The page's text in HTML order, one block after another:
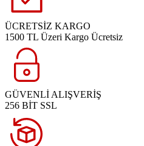
ÜCRETSİZ KARGO
1500 TL Üzeri Kargo Ücretsiz
GÜVENLİ ALIŞVERİŞ
256 BİT SSL